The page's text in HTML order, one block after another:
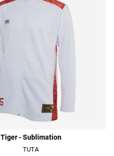
Tiger - Sublimation
TUTA